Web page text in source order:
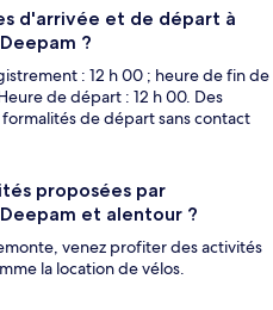
d'arrivée et de départ à
?
: 12 h 00 ; heure de fin de
de départ : 12 h 00. Des
de départ sans contact
proposées par
et alentour ?
venez profiter des activités
la location de vélos.